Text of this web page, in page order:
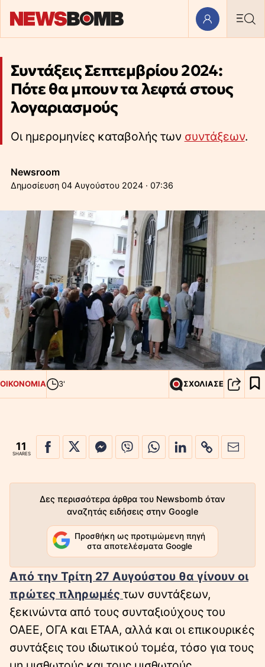
Συντάξεις Σεπτεμβρίου 2024:
Πότε θα μπουν τα λεφτά στους
λογαριασμούς
Οι ημερομηνίες καταβολής των συντάξεων.
Newsroom
04 Αυγούστου 2024 · 07:36
ΟΙΚΟΝΟΜΙΑ 3' ΣΧΟΛΙΑΣΕ
11
SHARES
Δες περισσότερα άρθρα του Newsbomb όταν
αναζητάς ειδήσεις στην Google
Προσθήκη ως προτιμώμενη πηγή
στα αποτελέσματα Google
Από την Τρίτη 27 Αυγούστου θα γίνουν οι
πρώτες πληρωμές των συντάξεων,
ξεκινώντα από τους συνταξιούχους του
ΟΑΕΕ, ΟΓΑ και ΕΤΑΑ, αλλά και οι επικουρικές
συντάξεις του ιδιωτικού τομέα, τόσο για τους